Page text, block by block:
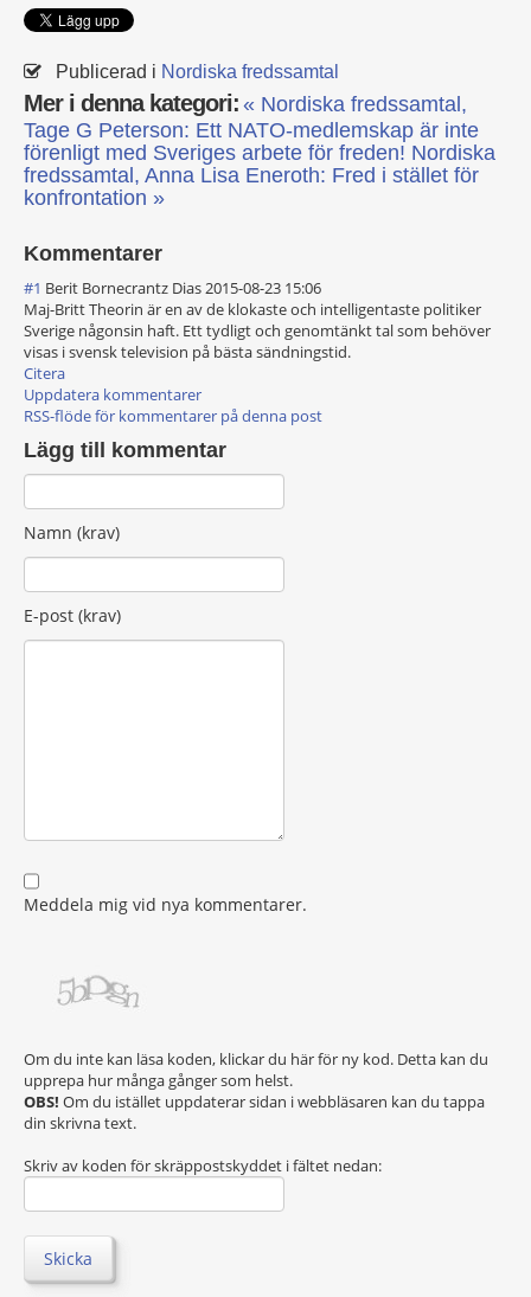
Publicerad i Nordiska fredssamtal
Mer i denna kategori: « Nordiska fredssamtal,
Tage G Peterson: Ett NATO-medlemskap är inte
förenligt med Sveriges arbete för freden! Nordiska
fredssamtal, Anna Lisa Eneroth: Fred i stället för
konfrontation »
Kommentarer
#1 Berit Bornecrantz Dias2015-08-23 15:06
Maj-Britt Theorin är en av de klokaste och intelligentaste politiker
Sverige någonsin haft. Ett tydligt och genomtänkt tal som behöver
visas i svensk television på bästa sändningstid.
Citera
Uppdatera kommentarer
RSS-flöde för kommentarer på denna post
Lägg till kommentar
Namn (krav)
E-post (krav)
Meddela mig vid nya kommentarer.
Om du inte kan läsa koden, klickar du här för ny kod. Detta kan du
upprepa hur många gånger som helst.
OBS! Om du istället uppdaterar sidan i webbläsaren kan du tappa
din skrivna text.
Skriv av koden för skräppostskyddet i fältet nedan:
Skicka